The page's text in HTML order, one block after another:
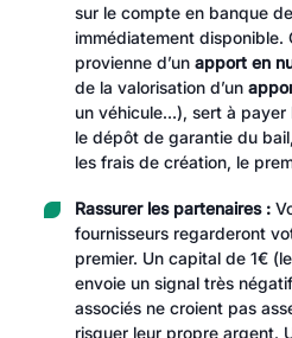
sur le compte en banque
immédiatement disponible.
provienne d’un apport en
de la valorisation d’un
un véhicule…), sert à payer
le dépôt de garantie du
les frais de création, le
Rassurer les partenaires :
fournisseurs regarderont
premier. Un capital de 1€
envoie un signal très
associés ne croient pas
risquer leur propre argent.